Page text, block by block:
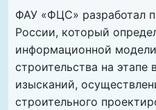
ФАУ «ФЦС» разработал
России, который
информационной
строительства на
изысканий,
строительного